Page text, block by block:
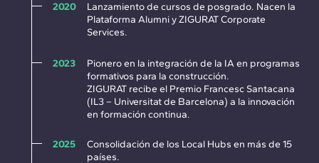
2020
Lanzamiento de cursos de posgrado. Nacen la
Plataforma Alumni y ZIGURAT Corporate
Services.
2023
Pionero en la integración de la IA en programas
formativos para la construcción.
ZIGURAT recibe el Premio Francesc Santacana
(IL3 – Universitat de Barcelona) a la innovación
en formación continua.
2025
Consolidación de los Local Hubs en más de 15
países.